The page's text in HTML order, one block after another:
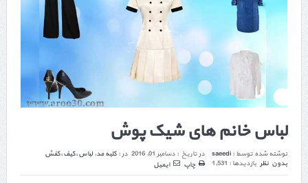
لباس خانم های شیک پوش
نوشته شده توسط : saeedi در تاریخ : دسامبر 01, 2016 در : کلبه مد, لباس،کیف،کفش
بدون نظر بازدیدها : 1,531 چاپ ایمیل